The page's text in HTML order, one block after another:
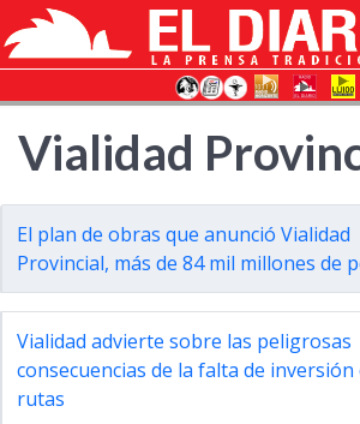
Vialidad
El plan de obras que anunció Vialidad
Provincial, más de 84 mil millones de
Vialidad advierte sobre las peligrosas
consecuencias de la falta de inversión
rutas